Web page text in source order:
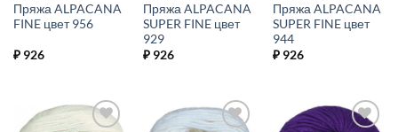
Пряжа ALPACANA
FINE цвет 956
₽926
Пряжа ALPACANA
SUPER FINE цвет
929
₽926
Пряжа ALPACANA
SUPER FINE цвет
944
₽926